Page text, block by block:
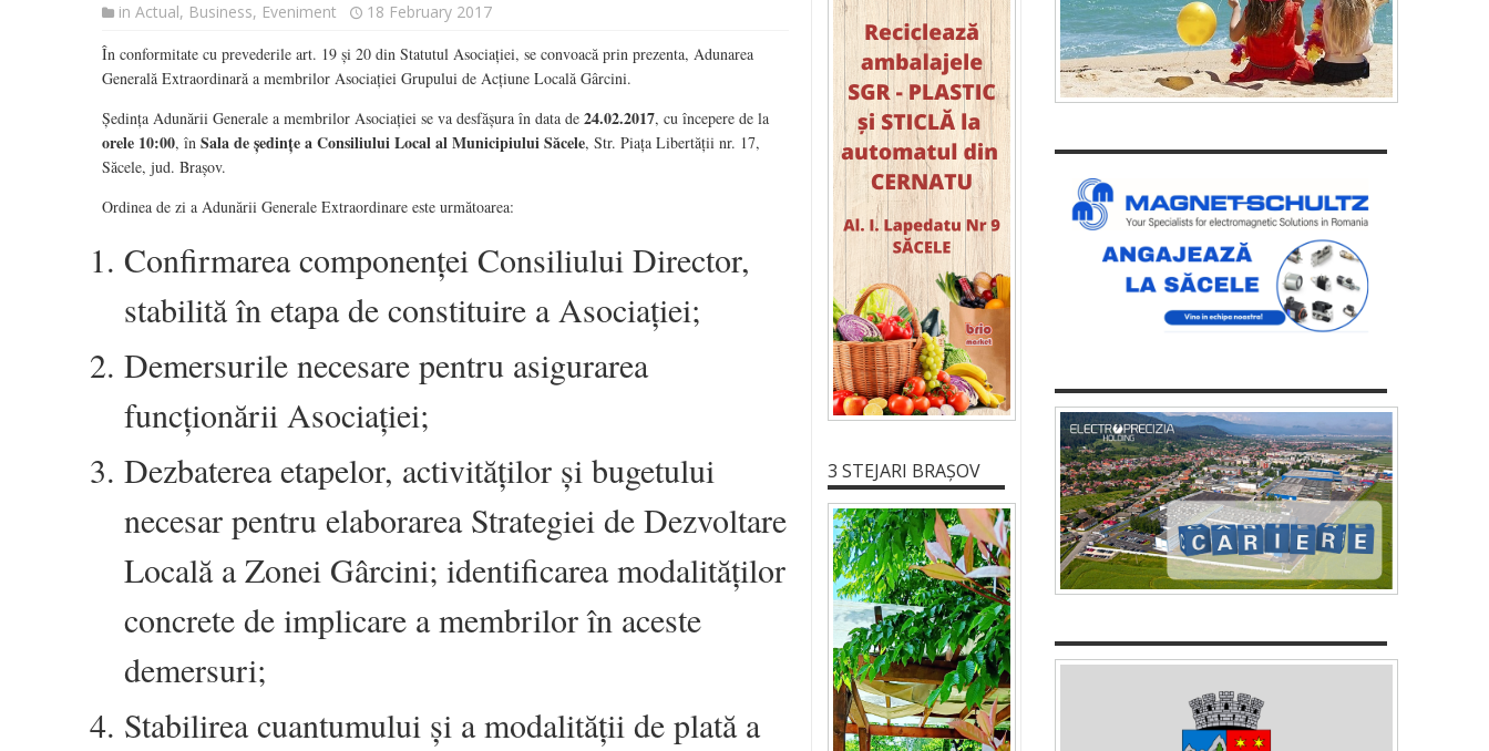
in Actual, Business, Eveniment
18 February 2017
În conformitate cu prevederile art. 19 și 20 din Statutul Asociației, se convoacă prin prezenta, Adunarea
Generală Extraordinară a membrilor Asociației Grupului de Acțiune Locală Gârcini.
Ședința Adunării Generale a membrilor Asociației se va desfășura în data de 24.02.2017, cu începere de la
orele 10:00, în Sala de ședințe a Consiliului Local al Municipiului Săcele, Str. Piața Libertății nr. 17,
Săcele, jud. Brașov.
Ordinea de zi a Adunării Generale Extraordinare este următoarea:
Confirmarea componenței Consiliului Director,
stabilită în etapa de constituire a Asociației;
Demersurile necesare pentru asigurarea
funcționării Asociației;
Dezbaterea etapelor, activităților și bugetului
necesar pentru elaborarea Strategiei de Dezvoltare
Locală a Zonei Gârcini; identificarea modalităților
concrete de implicare a membrilor în aceste
demersuri;
Stabilirea cuantumului și a modalității de plată a
3 STEJARI BRAȘOV